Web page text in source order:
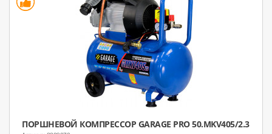
ПОРШНЕВОЙ КОМПРЕССОР GARAGE PRO 50.MKV405/2.3